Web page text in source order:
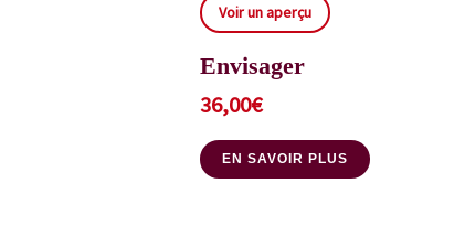
Voir un aperçu
Envisager
36,00€
EN SAVOIR PLUS